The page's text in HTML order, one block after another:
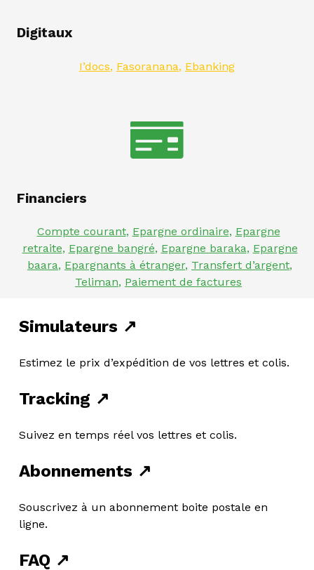
Digitaux
I’docs, Fasoranana, Ebanking
Financiers
Compte courant, Epargne ordinaire, Epargne
retraite, Epargne bangré, Epargne baraka, Epargne
baara, Epargnants à étranger, Transfert d’argent,
Teliman, Paiement de factures
Simulateurs ↗
Estimez le prix d’expédition de vos lettres et colis.
Tracking ↗
Suivez en temps réel vos lettres et colis.
Abonnements ↗
Souscrivez à un abonnement boite postale en
ligne.
FAQ ↗